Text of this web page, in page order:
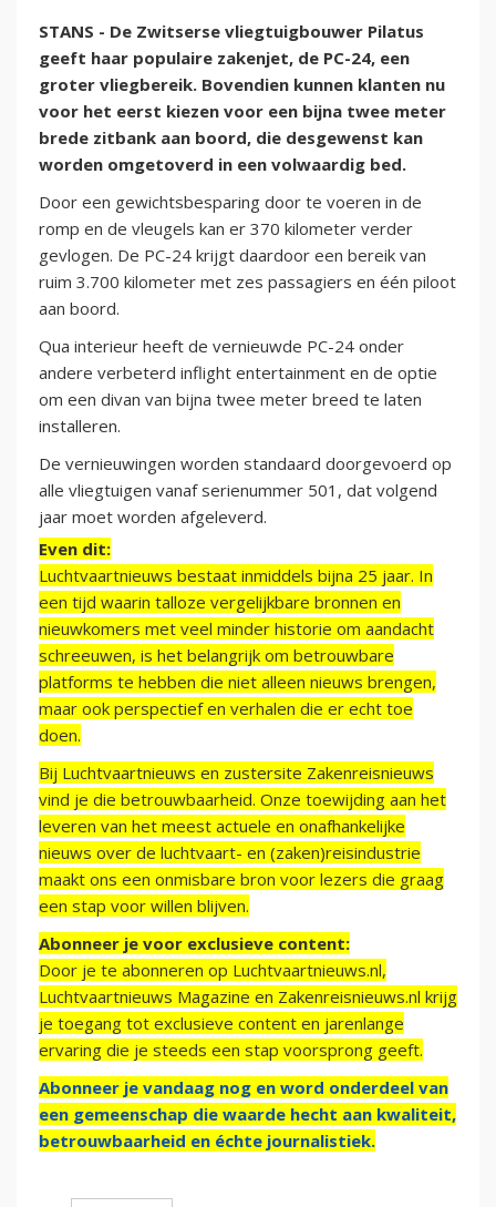
STANS - De Zwitserse vliegtuigbouwer Pilatus
geeft haar populaire zakenjet, de PC-24, een
groter vliegbereik. Bovendien kunnen klanten nu
voor het eerst kiezen voor een bijna twee meter
brede zitbank aan boord, die desgewenst kan
worden omgetoverd in een volwaardig bed.
Door een gewichtsbesparing door te voeren in de
romp en de vleugels kan er 370 kilometer verder
gevlogen. De PC-24 krijgt daardoor een bereik van
ruim 3.700 kilometer met zes passagiers en één piloot
aan boord.
Qua interieur heeft de vernieuwde PC-24 onder
andere verbeterd inflight entertainment en de optie
om een divan van bijna twee meter breed te laten
installeren.
De vernieuwingen worden standaard doorgevoerd op
alle vliegtuigen vanaf serienummer 501, dat volgend
jaar moet worden afgeleverd.
Even dit:
Luchtvaartnieuws bestaat inmiddels bijna 25 jaar. In
een tijd waarin talloze vergelijkbare bronnen en
nieuwkomers met veel minder historie om aandacht
schreeuwen, is het belangrijk om betrouwbare
platforms te hebben die niet alleen nieuws brengen,
maar ook perspectief en verhalen die er echt toe
doen.
Bij Luchtvaartnieuws en zustersite Zakenreisnieuws
vind je die betrouwbaarheid. Onze toewijding aan het
leveren van het meest actuele en onafhankelijke
nieuws over de luchtvaart- en (zaken)reisindustrie
maakt ons een onmisbare bron voor lezers die graag
een stap voor willen blijven.
Abonneer je voor exclusieve content:
Door je te abonneren op Luchtvaartnieuws.nl,
Luchtvaartnieuws Magazine en Zakenreisnieuws.nl krijg
je toegang tot exclusieve content en jarenlange
ervaring die je steeds een stap voorsprong geeft.
Abonneer je vandaag nog en word onderdeel van
een gemeenschap die waarde hecht aan kwaliteit,
betrouwbaarheid en échte journalistiek.